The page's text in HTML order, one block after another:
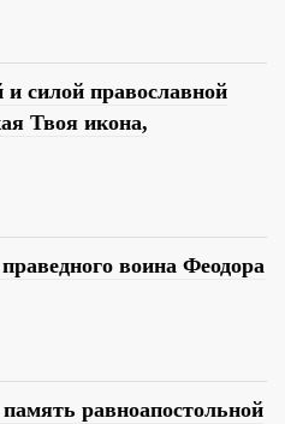
силой православной
Твоя икона,
воина Феодора
равноапостольной